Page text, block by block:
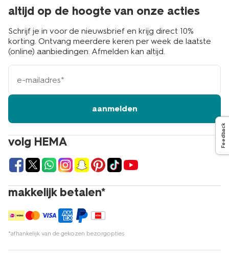
volg HEMA
makkelijk betalen*
*afhankelijk van de gekozen bezorgopties
altijd op de hoogte van onze acties
Schrijf je in voor de nieuwsbrief en krijg direct 10%
korting. Ontvang meerdere keren per week de laatste
(online) aanbiedingen. Afmelden kan altijd.
e-
mailadres
aanmelden
Feedback